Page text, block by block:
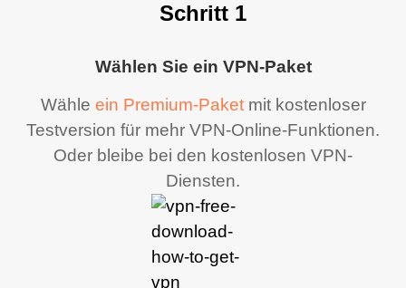
Wählen Sie ein VPN-Paket
Wähle ein Premium-Paketmit kostenloser
Testversion für mehr VPN-Online-Funktionen.
Oder bleibe bei den kostenlosen VPN-
Diensten.
Schritt 1